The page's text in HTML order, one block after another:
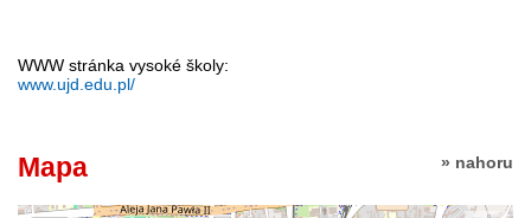
WWW stránka vysoké školy:
www.ujd.edu.pl/
» nahoru
Mapa